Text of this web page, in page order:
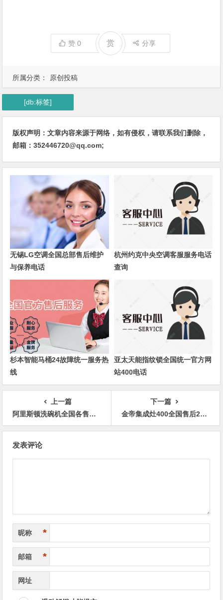
所属分类： 原创投稿
赞0 赏 分享
[db:标签]
版权声明：文章内容来源于网络，如有侵权，请联系我们删除，
邮箱：352446720@qq.com;
无锡LG空调全国总部售后维护
与保养电话
杭州约克中央空调客服服务电话
查询
杉本智能马桶24故障统一服务热
线
亚太天能指纹锁全国统一官方网
站400电话
上一篇
阿里斯顿洗碗机全国各售后服务客服热线号码
下一篇
金帝集成灶400全国售后24小时人工服务热线电话
发表评论
昵称 *
邮箱 *
网址